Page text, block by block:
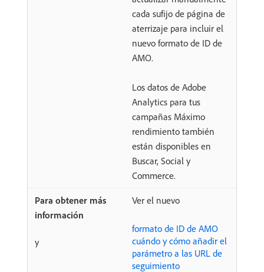
cada sufijo de página de
aterrizaje para incluir el
nuevo formato de ID de
AMO.
Los datos de Adobe
Analytics para tus
campañas Máximo
rendimiento también
están disponibles en
Buscar, Social y
Commerce.
Ver el nuevo
formato de ID de AMO
y
cuándo y cómo añadir el
parámetro a las URL de
seguimiento